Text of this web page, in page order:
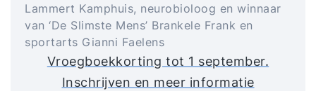
Lammert Kamphuis, neurobioloog en winnaar
van ‘De Slimste Mens’ Brankele Frank en
sportarts Gianni Faelens
Vroegboekkorting tot 1 september.
Inschrijven en meer informatie